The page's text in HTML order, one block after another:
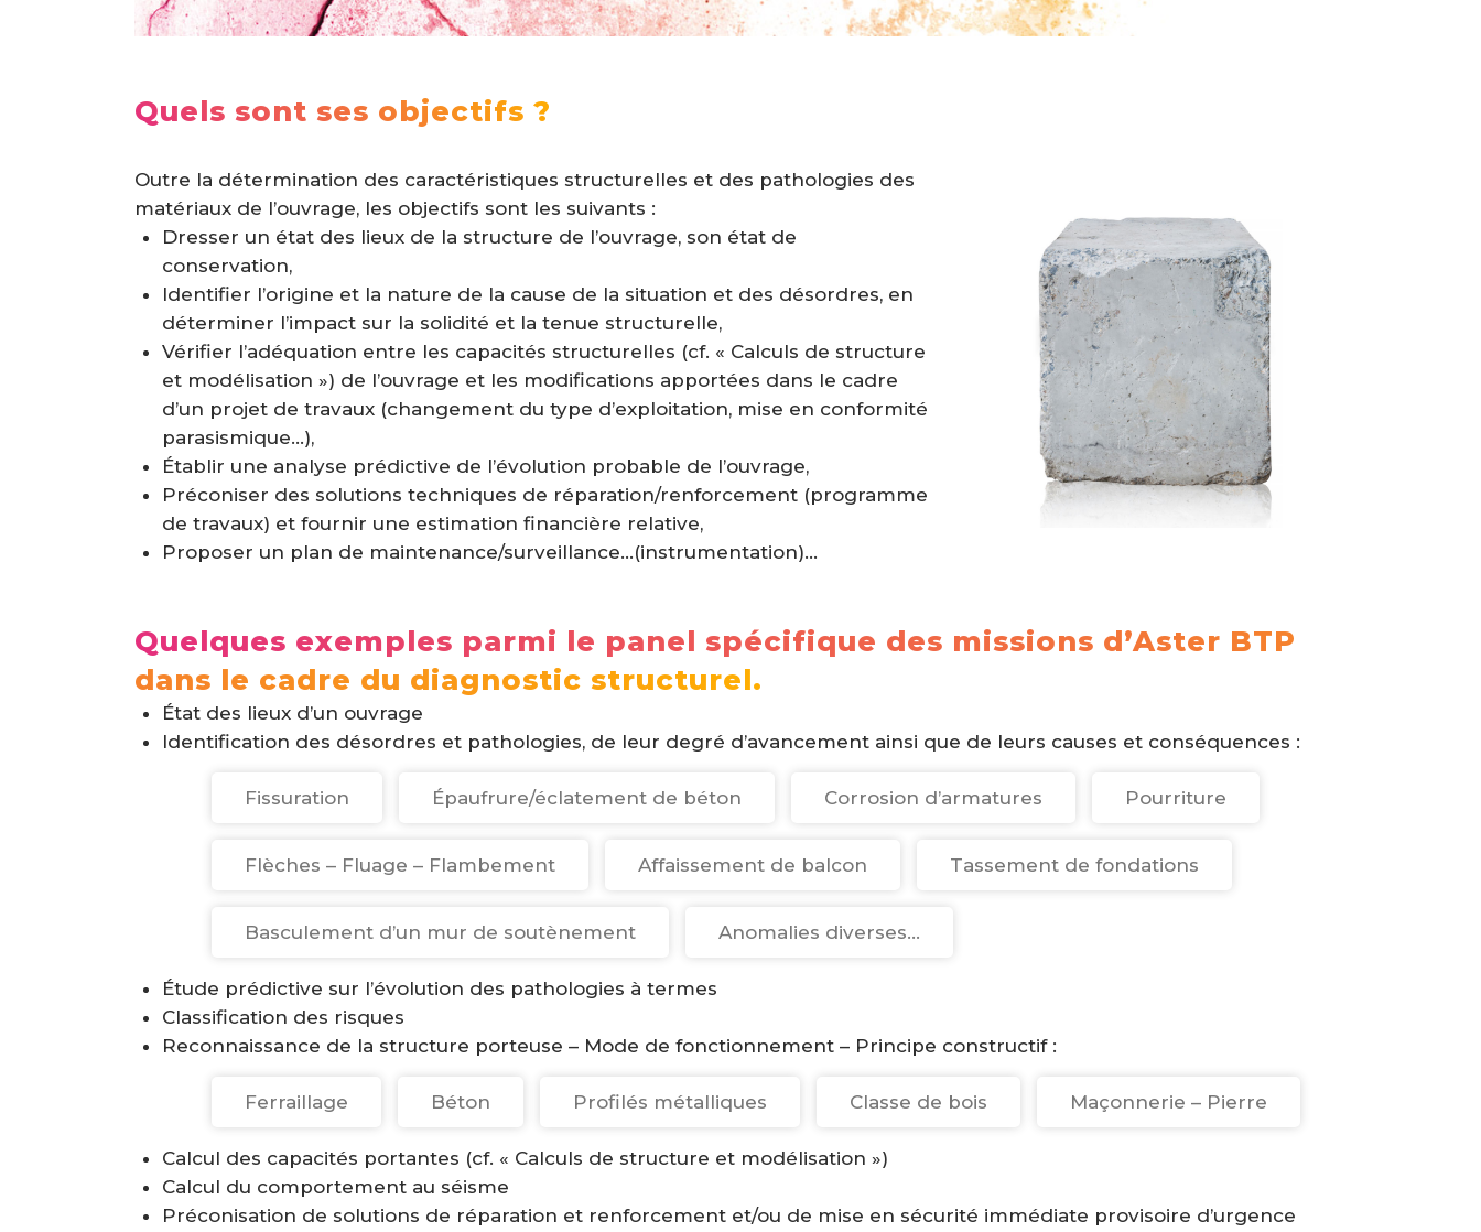
Quels sont ses objectifs ?
Outre la détermination des caractéristiques structurelles et des pathologies des
matériaux de l’ouvrage, les objectifs sont les suivants :
Dresser un état des lieux de la structure de l’ouvrage, son état de
conservation,
Identifier l’origine et la nature de la cause de la situation et des désordres, en
déterminer l’impact sur la solidité et la tenue structurelle,
Vérifier l’adéquation entre les capacités structurelles (cf. « Calculs de structure
et modélisation ») de l’ouvrage et les modifications apportées dans le cadre
d’un projet de travaux (changement du type d’exploitation, mise en conformité
parasismique…),
Établir une analyse prédictive de l’évolution probable de l’ouvrage,
Préconiser des solutions techniques de réparation/renforcement (programme
de travaux) et fournir une estimation financière relative,
Proposer un plan de maintenance/surveillance…(instrumentation)…
Quelques exemples parmi le panel spécifique des missions d’Aster BTP
dans le cadre du diagnostic structurel.
État des lieux d’un ouvrage
Identification des désordres et pathologies, de leur degré d’avancement ainsi que de leurs causes et conséquences :
Fissuration Épaufrure/éclatement de béton Corrosion d’armatures Pourriture
Flèches – Fluage – Flambement Affaissement de balcon Tassement de fondations
Basculement d’un mur de soutènement Anomalies diverses…
Étude prédictive sur l’évolution des pathologies à termes
Classification des risques
Reconnaissance de la structure porteuse – Mode de fonctionnement – Principe constructif :
Ferraillage Béton Profilés métalliques Classe de bois Maçonnerie – Pierre
Calcul des capacités portantes (cf. « Calculs de structure et modélisation »)
Calcul du comportement au séisme
Préconisation de solutions de réparation et renforcement et/ou de mise en sécurité immédiate provisoire d’urgence